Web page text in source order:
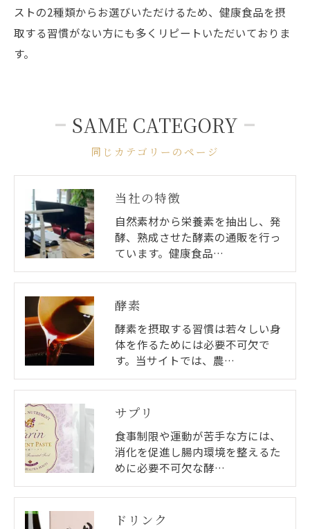
ストの2種類からお選びいただけるため、健康食品を摂
取する習慣がない方にも多くリピートいただいておりま
す。
同じカテゴリーのページ
SAME CATEGORY
当社の特徴
自然素材から栄養素を抽出し、発
酵、熟成させた酵素の通販を行っ
ています。健康食品…
酵素
酵素を摂取する習慣は若々しい身
体を作るためには必要不可欠で
す。当サイトでは、農…
サプリ
食事制限や運動が苦手な方には、
消化を促進し腸内環境を整えるた
めに必要不可欠な酵…
ドリンク